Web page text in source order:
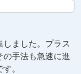
ました。プラス
の手法も急速に進
。